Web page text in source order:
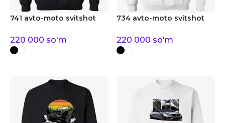
741 avto-moto svitshot
220 000 so'm
734 avto-moto svitshot
220 000 so'm